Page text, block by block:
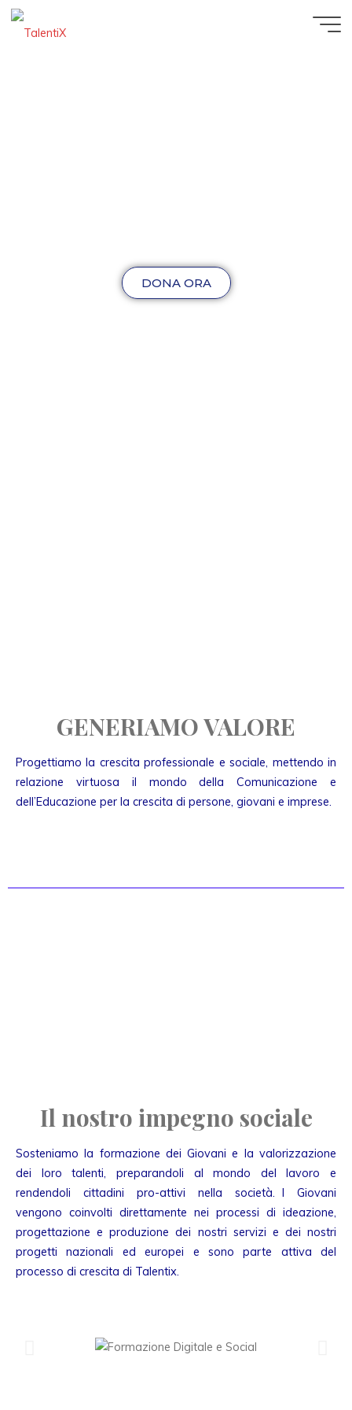
DONA ORA
GENERIAMO VALORE
Progettiamo la crescita professionale e sociale, mettendo in
relazione virtuosa il mondo della Comunicazione e
dell’Educazione per la crescita di persone, giovani e imprese.
Il nostro impegno sociale
Sosteniamo la formazione dei Giovani e la valorizzazione
dei loro talenti, preparandoli al mondo del lavoro e
rendendoli cittadini pro-attivi nella società. I Giovani
vengono coinvolti direttamente nei processi di ideazione,
progettazione e produzione dei nostri servizi e dei nostri
progetti nazionali ed europei e sono parte attiva del
processo di crescita di Talentix.